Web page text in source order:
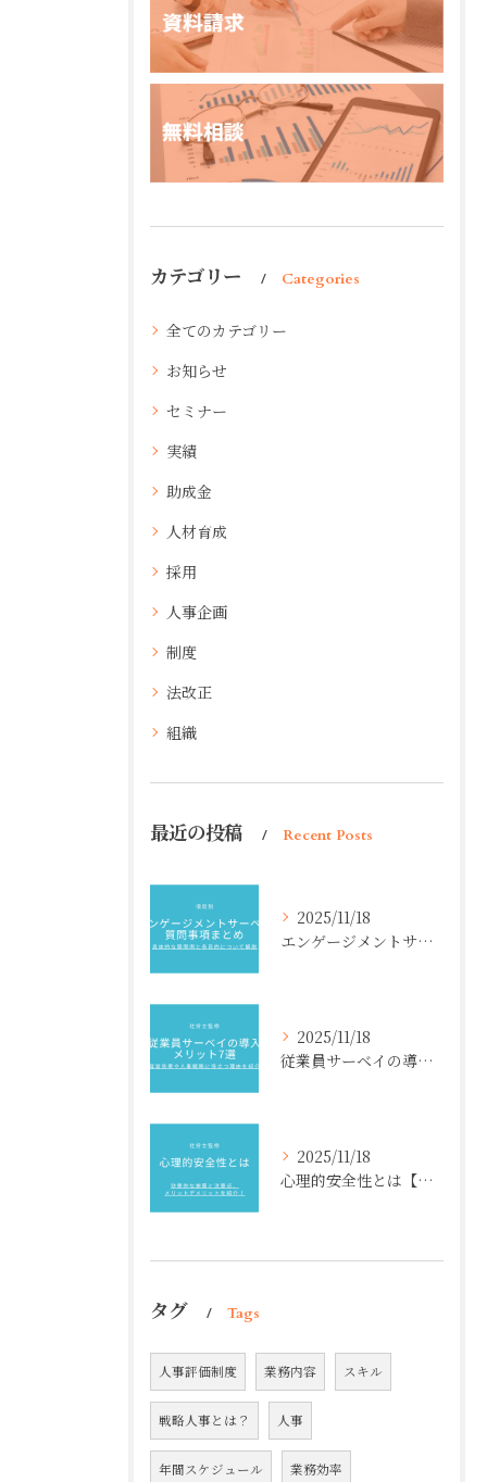
カテゴリー Categories
全てのカテゴリー
お知らせ
セミナー
実績
助成金
人材育成
採用
人事企画
制度
法改正
組織
最近の投稿 Recent Posts
2025/11/18
エンゲージメントサーベイ質問事項まとめ【項目別】具体的な質問例と各目的について解説
2025/11/18
従業員サーベイの導入メリット7選【社労士監修】経営効果や人事戦略に役立つ理由を紹介
2025/11/18
心理的安全性とは【社労士監修】効果的な施策と注意点、メリットデメリットを紹介！
タグ Tags
人事評価制度 業務内容 スキル
戦略人事とは？ 人事
年間スケジュール 業務効率